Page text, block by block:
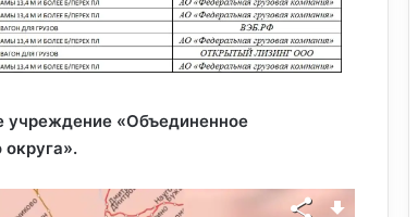
учреждение «Объединенное
округа».